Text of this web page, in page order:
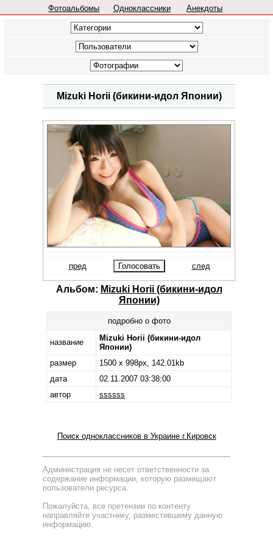
Фотоальбомы Одноклассники Анекдоты
Mizuki Horii (бикини-идол Японии)
пред след
Альбом: Mizuki Horii (бикини-идол
Японии)
подробно о фото
название
Mizuki Horii (бикини-идол
Японии)
размер
1500 x 998px, 142.01kb
дата
02.11.2007 03:38:00
автор
ssssss
Поиск одноклассников в Украине г.Кировск
Администрация не несет ответственности за
содержание информации, которую размещают
пользователи ресурса.
Пожалуйста, все претензии по контенту
направляйте участнику, разместившему данную
информацию.